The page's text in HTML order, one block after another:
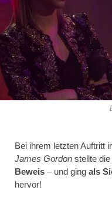
Bei ihrem letzten Auftritt
James Gordon stellte die
Beweis – und ging als
hervor!